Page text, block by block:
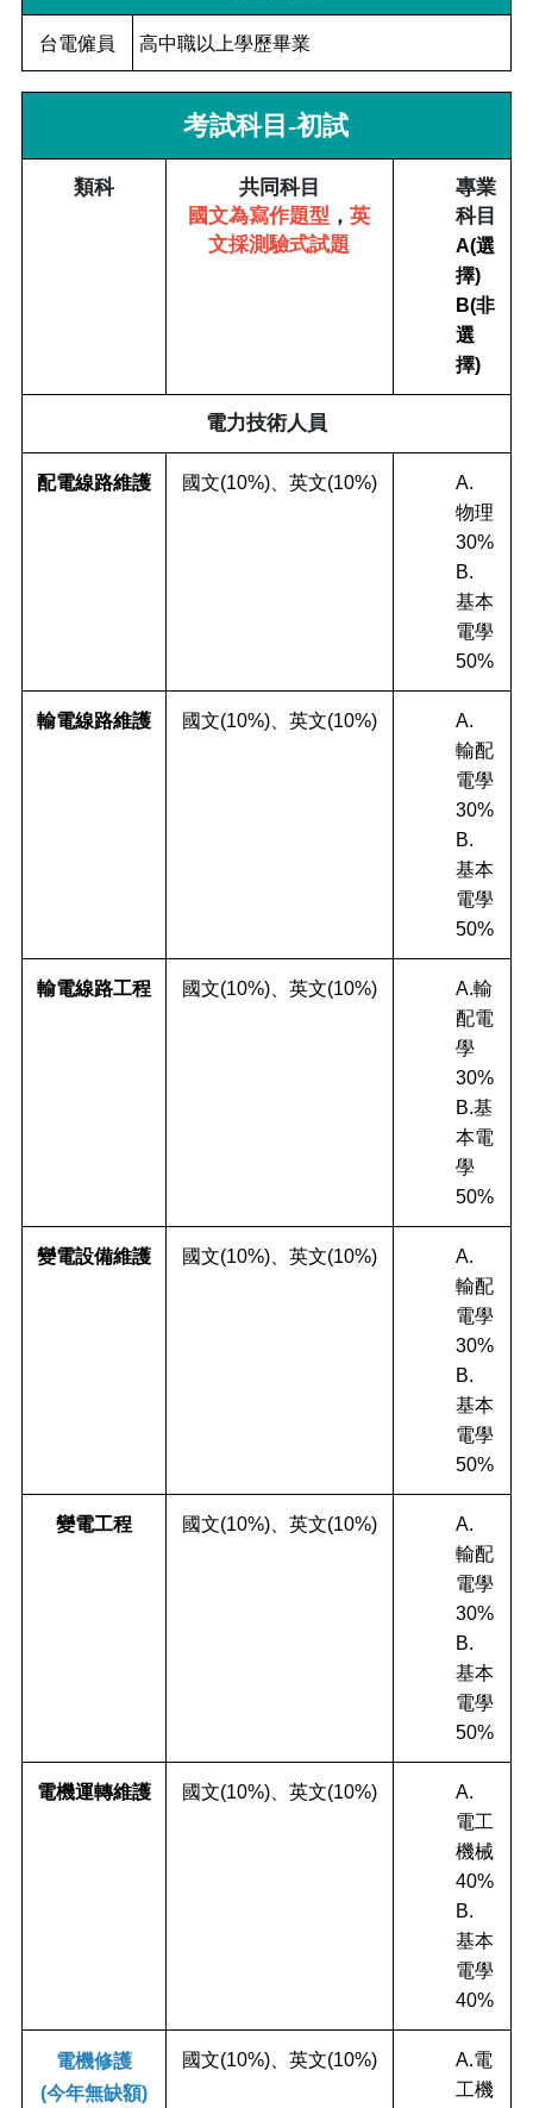
台電僱員 高中職以上學歷畢業
考試科目-初試
類科
共同科目
國文為寫作題型 ，英
文採測驗式試題
專業
科目
A(選
擇)
B(非
選
擇)
電力技術人員
配電線路維護 國文(10%)、英文(10%)
A.
物理
30%
B.
基本
電學
50%
輸電線路維護 國文(10%)、英文(10%)
A.
輸配
電學
30%
B.
基本
電學
50%
輸電線路工程 國文(10%)、英文(10%)
A.輸
配電
學
30%
B.基
本電
學
50%
變電設備維護 國文(10%)、英文(10%)
A.
輸配
電學
30%
B.
基本
電學
50%
變電工程 國文(10%)、英文(10%)
A.
輸配
電學
30%
B.
基本
電學
50%
電機運轉維護 國文(10%)、英文(10%)
A.
電工
機械
40%
B.
基本
電學
40%
電機修護
(今年無缺額)
國文(10%)、英文(10%)
A.電
工機